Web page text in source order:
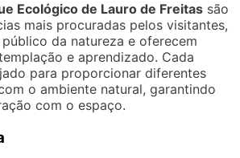
Ecológico de Lauro de Freitas são
mais procuradas pelos visitantes,
da natureza e oferecem
e aprendizado. Cada
para proporcionar diferentes
o ambiente natural, garantindo
com o espaço.